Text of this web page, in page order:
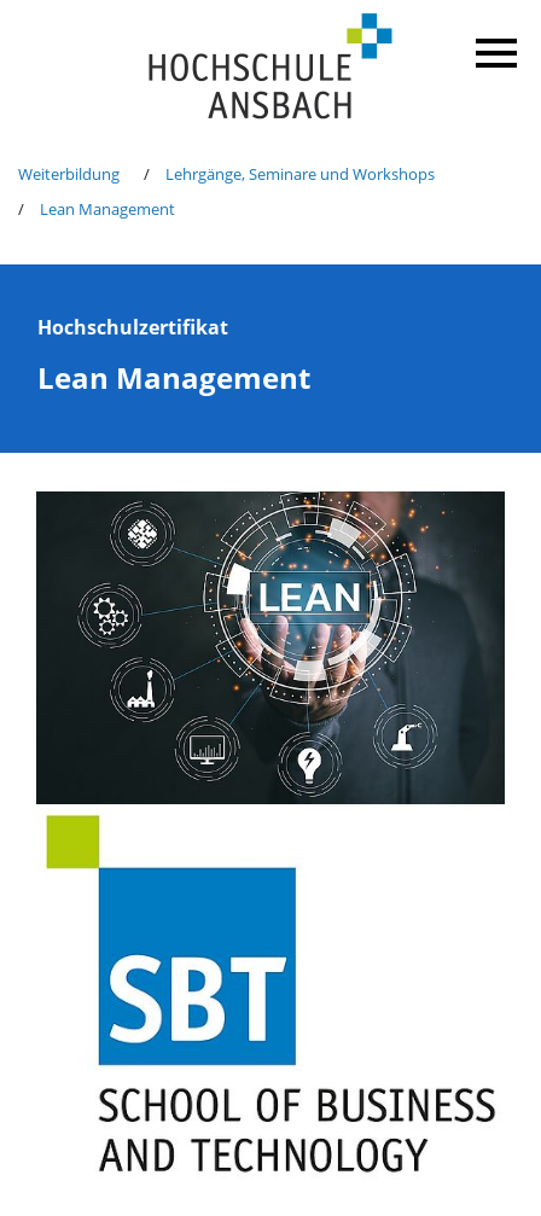
Weiterbildung
Lehrgänge, Seminare und Workshops
Lean Management
Hochschulzertifikat
Lean Management